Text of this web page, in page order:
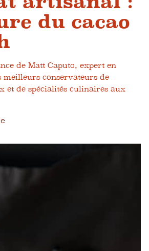
du cacao
de Matt Caputo, expert en
meilleurs conservateurs de
et de spécialités culinaires aux